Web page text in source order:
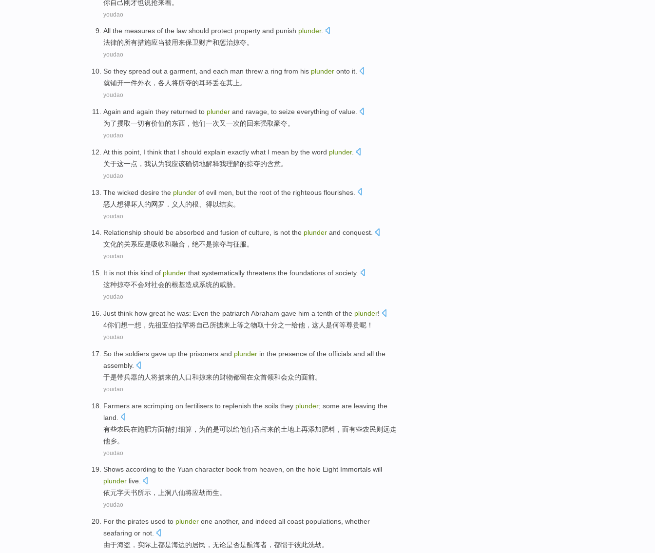
你自己刚才也说抢来着。
youdao
All the measures of the law should protect property and punish plunder.
法律的所有措施应当被用来保卫财产和惩治掠夺。
youdao
So they spread out a garment , and each man threw a ring from his plunder onto it.
就铺开一件外衣 ， 各人将所夺的耳环丢在其上。
youdao
Again and again they returned to plunder and ravage to seize everything of value
为了攫取一切有价值的东西， 他们一次又一次的回来强取豪夺。
youdao
At this point I think that I should explain exactly what I mean by the word plunder.
关于这一点 ， 我认为我应该确切地解释我理解的掠夺的含意。
youdao
The wicked desire the plunder of evil men, but the root of the righteous flourishes
恶人想得坏人 的网罗． 义人 的根 、得以结实。
youdao
Relationship should be absorbed and fusion of culture, is not the plunder and conquest.
文化的关系应是吸收和融合 ，绝不是掠夺与征服。
youdao
It is not this kind of plunder that systematically threatens the foundations of society.
这种掠夺不会对社会的根基造成系统的威胁。
youdao
Just think how great he was: Even the patriarch Abraham gave him a tenth of the plunder!
4你们想一想 ，先祖亚伯拉罕将自己所掳来上等之物取十分之一给他 ， 这人是何等尊贵呢！
youdao
So the soldiers gave up the prisoners and plunder in the presence of the officials and all the
assembly.
于是带兵器的 人将掳来的人口和掠来的财物都留在众首领和会众的面前。
youdao
Farmers are scrimping on fertilisers to replenish the soils they plunder; some are leaving the
land
有些农民在施肥方面精打细算 ，为的是可以给他们吞占来的土地 上再添加肥料 ，而有些农民则远走
他乡。
youdao
Shows according to the Yuan character book from heaven, on the hole Eight Immortals will
plunder live.
依元字天书所示， 上洞八仙将应劫而生。
youdao
For the pirates used to plunder one another, and indeed all coast populations whether
seafaring or not.
由于海盗 ， 实际上都是海边的居民 ， 无论是否是航海者，都惯于彼此洗劫。